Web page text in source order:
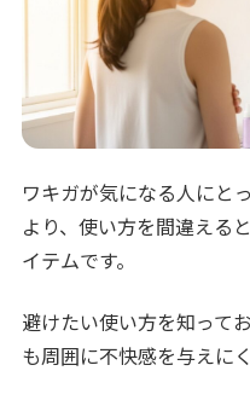
ワキガが気になる人にと
より、使い方を間違える
イテムです。
避けたい使い方を知って
も周囲に不快感を与えに